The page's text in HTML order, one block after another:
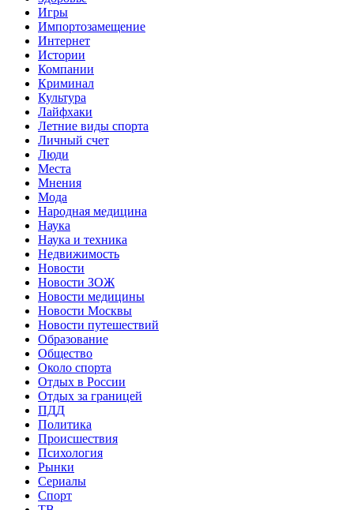
Игры
Импортозамещение
Интернет
Истории
Компании
Криминал
Культура
Лайфхаки
Летние виды спорта
Личный счет
Люди
Места
Мнения
Мода
Народная медицина
Наука
Наука и техника
Недвижимость
Новости
Новости ЗОЖ
Новости медицины
Новости Москвы
Новости путешествий
Образование
Общество
Около спорта
Отдых в России
Отдых за границей
ПДД
Политика
Происшествия
Психология
Рынки
Сериалы
Спорт